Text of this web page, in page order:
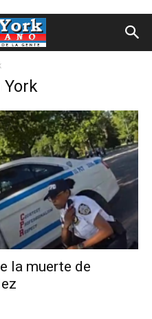
York
la muerte de